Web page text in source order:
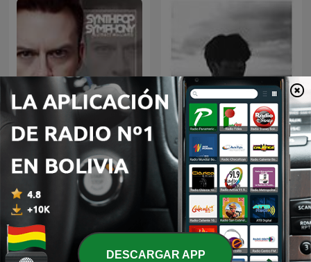
Matt Williams Synthpop
Symphony
jungkook covers
DESCARGAR APP